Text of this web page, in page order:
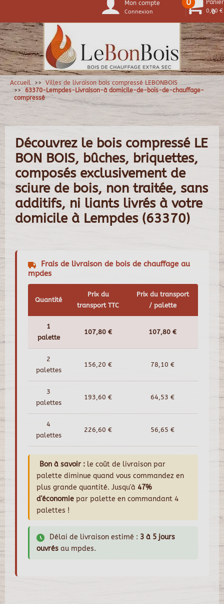
0
Mon compte
Connexion
0 Panier
0,00 €
Accueil
Villes de livraison bois compressé LEBONBOIS
63370-Lempdes-Livraison-à domicile-de-bois-de-chauffage-
compressé
Découvrez le bois compressé LE
BON BOIS, bûches, briquettes,
composés exclusivement de
sciure de bois, non traitée, sans
additifs, ni liants livrés à votre
domicile à Lempdes (63370)
Frais de livraison de bois de chauffage au
mpdes
Quantité
Prix du
transport TTC
Prix du transport
/ palette
1
palette
107,80 € 107,80 €
2
palettes
156,20 € 78,10 €
3
palettes
193,60 € 64,53 €
4
palettes
226,60 € 56,65 €
Bon à savoir : le coût de livraison par
palette diminue quand vous commandez en
plus grande quantité. Jusqu'à 47%
d'économie par palette en commandant 4
palettes !
Délai de livraison estimé : 3 à 5 jours
ouvrés au mpdes.